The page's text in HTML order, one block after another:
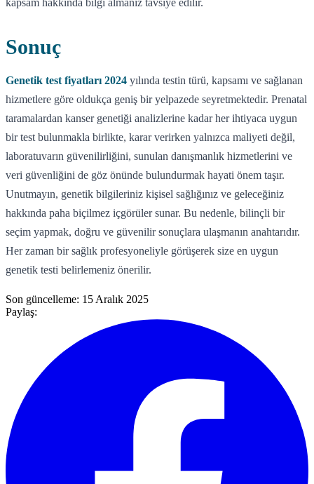
Sonuç
Genetik test fiyatları 2024 yılında testin türü, kapsamı ve sağlanan
hizmetlere göre oldukça geniş bir yelpazede seyretmektedir. Prenatal
taramalardan kanser genetiği analizlerine kadar her ihtiyaca uygun
bir test bulunmakla birlikte, karar verirken yalnızca maliyeti değil,
laboratuvarın güvenilirliğini, sunulan danışmanlık hizmetlerini ve
veri güvenliğini de göz önünde bulundurmak hayati önem taşır.
Unutmayın, genetik bilgileriniz kişisel sağlığınız ve geleceğiniz
hakkında paha biçilmez içgörüler sunar. Bu nedenle, bilinçli bir
seçim yapmak, doğru ve güvenilir sonuçlara ulaşmanın anahtarıdır.
Her zaman bir sağlık profesyoneliyle görüşerek size en uygun
genetik testi belirlemeniz önerilir.
Son güncelleme: 15 Aralık 2025
Paylaş: